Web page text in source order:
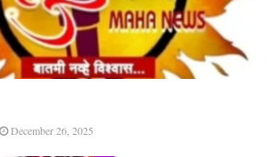
December 26, 2025